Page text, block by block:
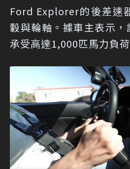
Ford Explorer的後差速
轂與輪軸。據車主表示
承受高達1,000匹馬力負荷